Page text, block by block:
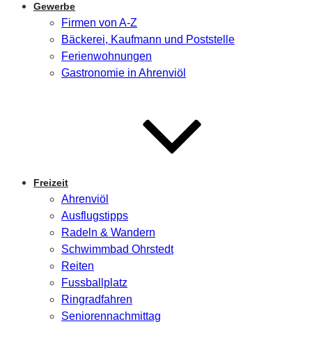
Gewerbe
Firmen von A-Z
Bäckerei, Kaufmann und Poststelle
Ferienwohnungen
Gastronomie in Ahrenviöl
Freizeit
Ahrenviöl
Ausflugstipps
Radeln & Wandern
Schwimmbad Ohrstedt
Reiten
Fussballplatz
Ringradfahren
Seniorennachmittag